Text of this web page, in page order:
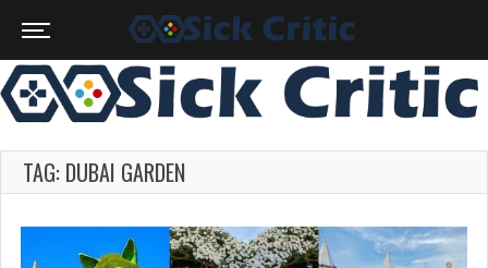
TAG: DUBAI GARDEN